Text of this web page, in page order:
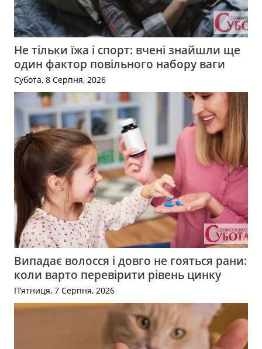
Не тільки їжа і спорт: вчені знайшли ще
один фактор повільного набору ваги
Субота, 8 Серпня, 2026
Випадає волосся і довго не гояться рани:
коли варто перевірити рівень цинку
П’ятниця, 7 Серпня, 2026